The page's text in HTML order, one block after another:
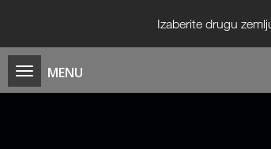
Izaberite drugu